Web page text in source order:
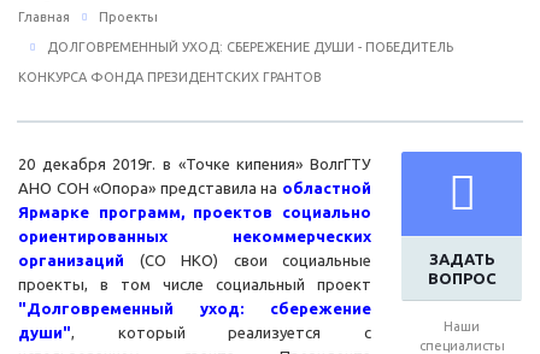
Главная Проекты
ДОЛГОВРЕМЕННЫЙ УХОД: СБЕРЕЖЕНИЕ ДУШИ - ПОБЕДИТЕЛЬ
КОНКУРСА ФОНДА ПРЕЗИДЕНТСКИХ ГРАНТОВ
ЗАДАТЬ
ВОПРОС
Наши
специалисты
20 декабря 2019г. в «Точке кипения» ВолгГТУ
АНО СОН «Опора» представила на областной
Ярмарке программ, проектов социально
ориентированных некоммерческих
организаций
(СО НКО) свои социальные
проекты, в том числе социальный проект
"Долговременный уход: сбережение
души", который реализуется с